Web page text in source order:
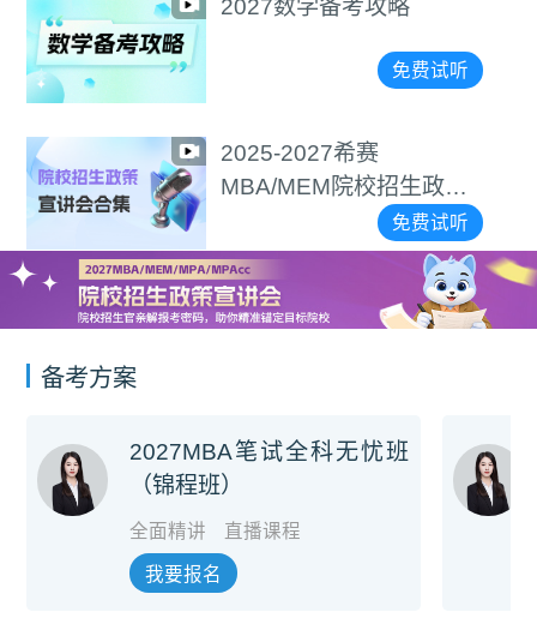
2027数学备考攻略
2025-2027希赛
MBA/MEM院校招生政策
宣讲会合集
免费试听
备考方案
2027MBA笔试全科无忧班
（锦程班）
全面精讲 直播课程
我要报名